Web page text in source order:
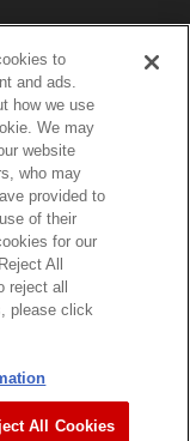
Sell or Share My
Information
ルメディアポリシー
わせ
する
to
and ads.
how we use
We may
website
who may
provided to
of their
for our
All
reject all
please click
All Cookies